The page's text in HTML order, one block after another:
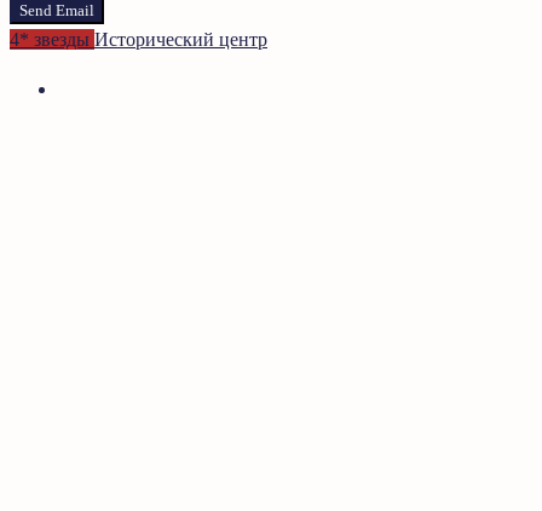
Send Email
4* звезды Исторический центр